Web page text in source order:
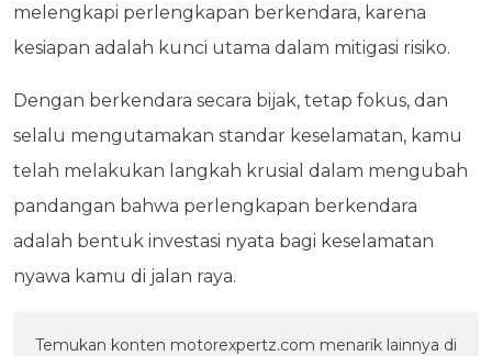
melengkapi perlengkapan berkendara, karena
kesiapan adalah kunci utama dalam mitigasi risiko.
Dengan berkendara secara bijak, tetap fokus, dan
selalu mengutamakan standar keselamatan, kamu
telah melakukan langkah krusial dalam mengubah
pandangan bahwa perlengkapan berkendara
adalah bentuk investasi nyata bagi keselamatan
nyawa kamu di jalan raya.
Temukan konten motorexpertz.com menarik lainnya di